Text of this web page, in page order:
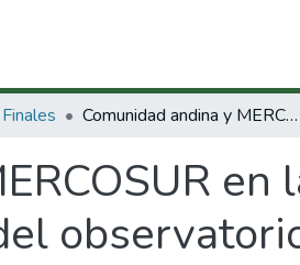
Comunidad andina y MERCOSUR en la perspectiva del ALCA : memorias del observatorio Andino.
en